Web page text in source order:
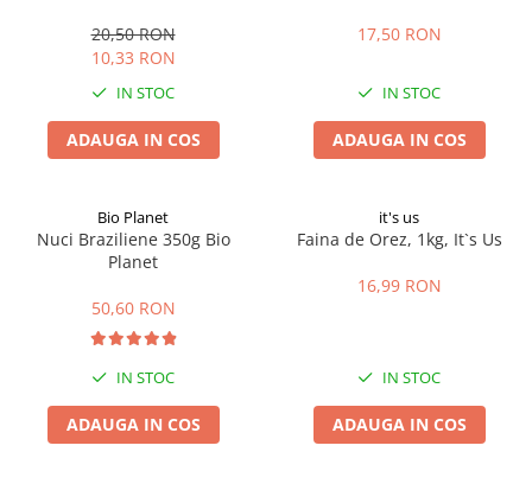
Produse sanatate sexuala
Produse pentru Ea
Produse pentru sportivi
Suplimente fitness
Batoane proteice
Pentru antrenament
Mama si copilul
Produse pentru copii
Sarcina si alaptare
Atelierul de cafea si ceaiuri
Ceaiuri simple
Ceaiuri medicinale compuse
Ceaiuri Maté
Cafea verde
Ulei de Cocos
Alte produse din Cocos
20,50 RON
10,33 RON
IN STOC
ADAUGA IN COS
17,50 RON
IN STOC
ADAUGA IN COS
Bio Planet
Nuci Braziliene 350g Bio
Planet
50,60 RON
IN STOC
ADAUGA IN COS
it's us
Faina de Orez, 1kg, It`s Us
16,99 RON
IN STOC
ADAUGA IN COS